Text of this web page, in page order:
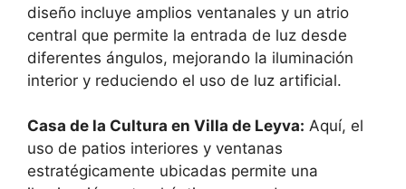
diseño incluye amplios ventanales y un atrio
central que permite la entrada de luz desde
diferentes ángulos, mejorando la iluminación
interior y reduciendo el uso de luz artificial.
Casa de la Cultura en Villa de Leyva: Aquí, el
uso de patios interiores y ventanas
estratégicamente ubicadas permite una